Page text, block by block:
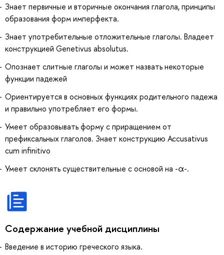
Знает первичные и вторичные окончания глагола, принципы
образования форм имперфекта.
Знает употребительные отложительные глаголы. Владеет
конструкцией Genetivus absolutus.
Опознает слитные глаголы и может назвать некоторые
функции падежей
Ориентируется в основных функциях родительного падежа
и правильно употребляет его формы.
Умеет образовывать форму с приращением от
префиксальных глаголов. Знает конструкцию Accusativus
cum infinitivo
Умеет склонять существительные с основой на -α-.
Содержание учебной дисциплины
Введение в историю греческого языка.